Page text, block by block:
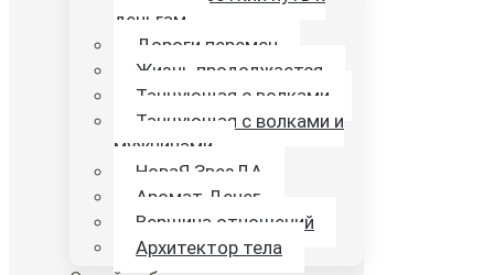
деньгам
Дороги перемен
Жизнь продолжается
Танцующая с волками
Танцующая с волками и
мужчинами
НоваЯ ЗвезДА
Аромат Денег
Вершина отношений
Архитектор тела